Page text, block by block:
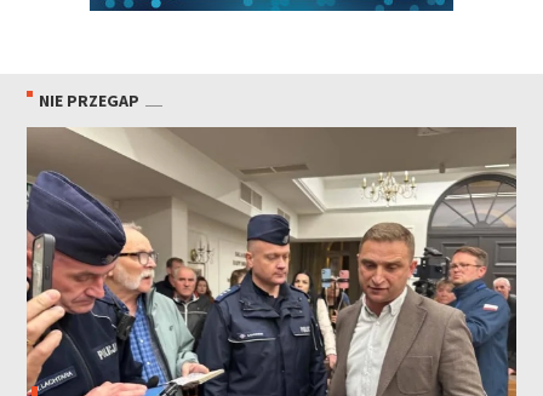
NIE PRZEGAP